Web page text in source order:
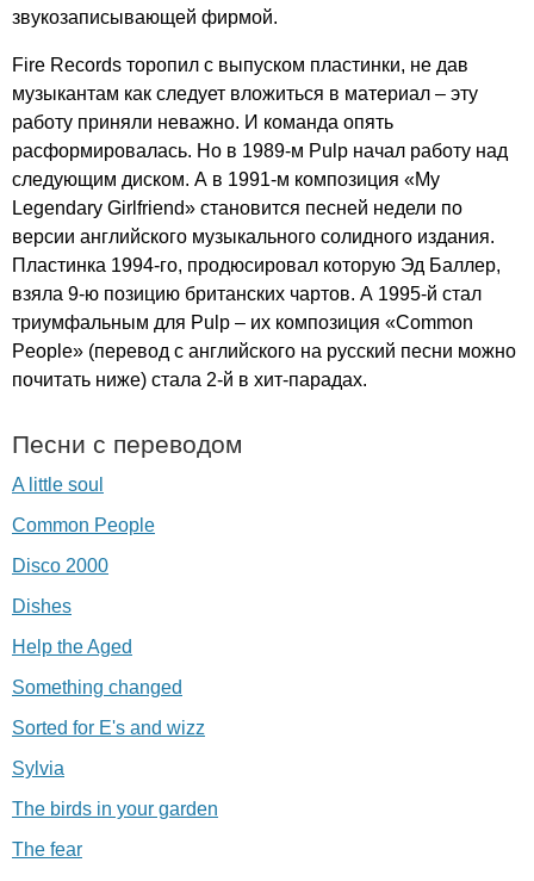
звукозаписывающей фирмой.
Fire Records торопил с выпуском пластинки, не дав
музыкантам как следует вложиться в материал – эту
работу приняли неважно. И команда опять
расформировалась. Но в 1989-м Pulp начал работу над
следующим диском. А в 1991-м композиция «My
Legendary Girlfriend» становится песней недели по
версии английского музыкального солидного издания.
Пластинка 1994-го, продюсировал которую Эд Баллер,
взяла 9-ю позицию британских чартов. А 1995-й стал
триумфальным для Pulp – их композиция «Common
People» (перевод с английского на русский песни можно
почитать ниже) стала 2-й в хит-парадах.
Песни с переводом
A little soul
Common People
Disco 2000
Dishes
Help the Aged
Something changed
Sorted for E's and wizz
Sylvia
The birds in your garden
The fear